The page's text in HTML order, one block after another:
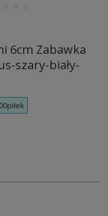
6cm Zabawka
szary-biały-